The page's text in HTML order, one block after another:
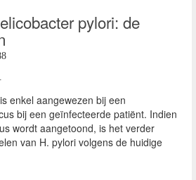
pylori: de
enkel aangewezen bij een
bij een geïnfecteerde patiënt. Indien
wordt aangetoond, is het verder
van H. pylori volgens de huidige